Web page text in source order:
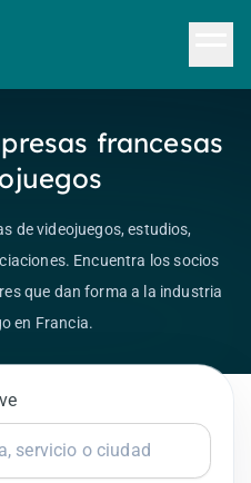
francesas
de videojuegos, estudios,
Encuentra los socios
que dan forma a la industria
en Francia.